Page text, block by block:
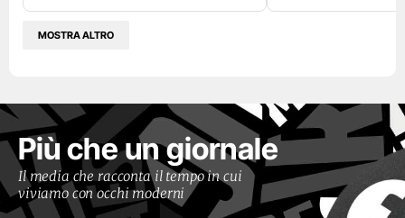
MOSTRA ALTRO
Più che un giornale
Il media che racconta il tempo in cui
viviamo con occhi moderni